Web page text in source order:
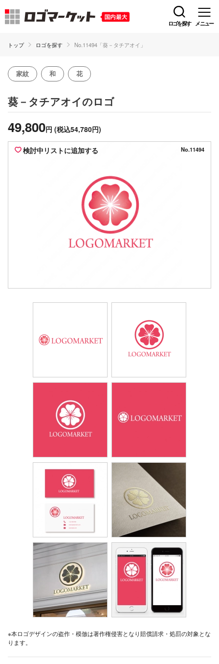
ロゴを探す メニュー
トップ ロゴを探す No.11494「葵－タチアオイ」
家紋 和 花
葵－タチアオイのロゴ
49,800円 (税込54,780円)
検討中リストに追加する No.11494
※本ロゴデザインの盗作・模倣は著作権侵害となり賠償請求・処罰の対象とな
ります。